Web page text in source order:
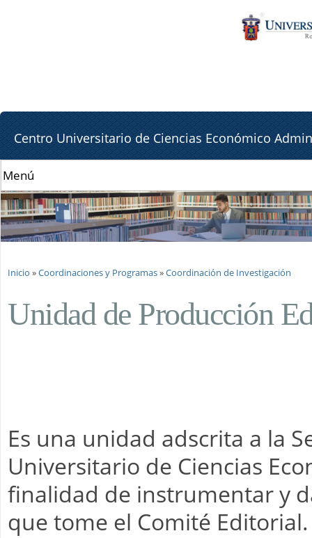
la
Centro Universitario de Ciencias Económico
Se encuentra usted aquí
Inicio »Coordinaciones y Programas»Coordinación de Investigación
Unidad de Producción
Es una unidad adscrita a la
Universitario de Ciencias
finalidad de instrumentar y
que tome el Comité Editorial.